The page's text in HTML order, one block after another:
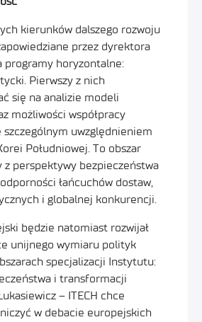
kierunków dalszego rozwoju
przez dyrektora
programy horyzontalne:
Pierwszy z nich
się na analizie modeli
możliwości współpracy
szczególnym uwzględnieniem
Południowej. To obszar
z perspektywy bezpieczeństwa
łańcuchów dostaw,
i globalnej konkurencji.
będzie natomiast rozwijał
unijnego wymiaru polityk
specjalizacji Instytutu:
i transformacji
– ITECH chce
w debacie europejskich